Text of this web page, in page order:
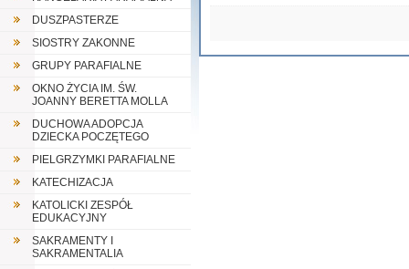
DUSZPASTERZE
SIOSTRY ZAKONNE
GRUPY PARAFIALNE
OKNO ŻYCIA IM. ŚW.
JOANNY BERETTA MOLLA
DUCHOWA ADOPCJA
DZIECKA POCZĘTEGO
PIELGRZYMKI PARAFIALNE
KATECHIZACJA
KATOLICKI ZESPÓŁ
EDUKACYJNY
SAKRAMENTY I
SAKRAMENTALIA